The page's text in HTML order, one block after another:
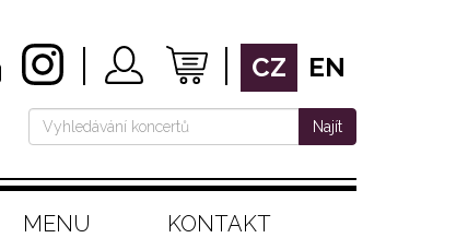
CZ EN
Najít
MENU KONTAKT